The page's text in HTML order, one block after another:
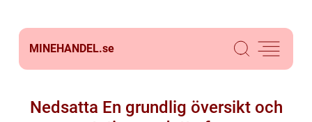
MINEHANDEL.se
Nedsatta En grundlig översikt och